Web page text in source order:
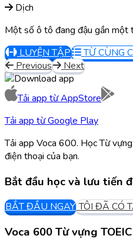
Dịch
Một số ô tô đang đậu gần một
LUYỆN TẬP
TỪ CÙNG
Previous
Next
Tải app từAppStore
Tải app từGoogle Play
Tải app Voca 600. Học Từ
điện thoại của bạn.
Bắt đầu học và lưu tiến
BẮT ĐẦU NGAY TÔI ĐÃ CÓ
Voca 600 Từ vựng TOEIC